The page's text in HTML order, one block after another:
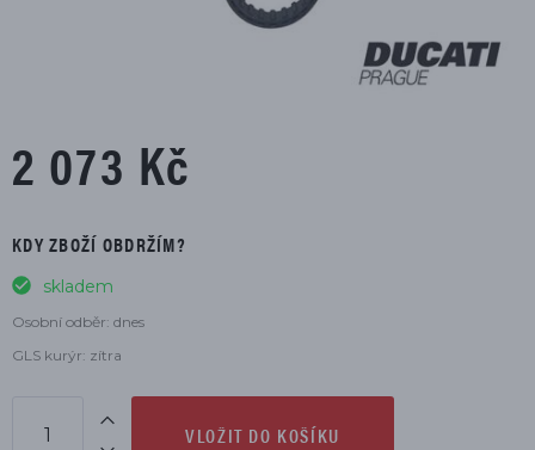
2 073 Kč
KDY ZBOŽÍ OBDRŽÍM?
skladem
Osobní odběr: dnes
GLS kurýr: zítra
VLOŽIT DO KOŠÍKU